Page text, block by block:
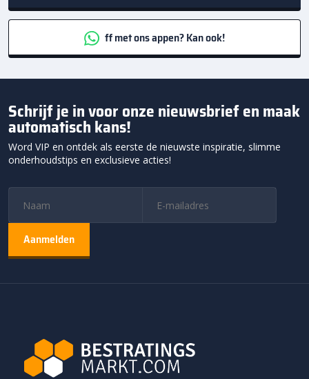
ff met ons appen? Kan ook!
Schrijf je in voor onze nieuwsbrief en maak
automatisch kans!
Word VIP en ontdek als eerste de nieuwste inspiratie, slimme
onderhoudstips en exclusieve acties!